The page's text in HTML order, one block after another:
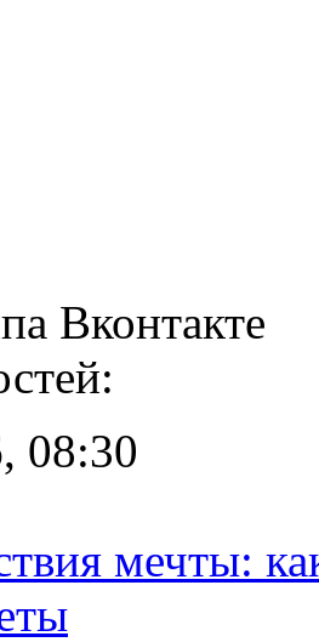
Вконтакте
08:30
мечты: